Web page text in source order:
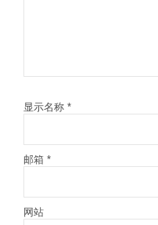
显示名称 *
邮箱 *
网站